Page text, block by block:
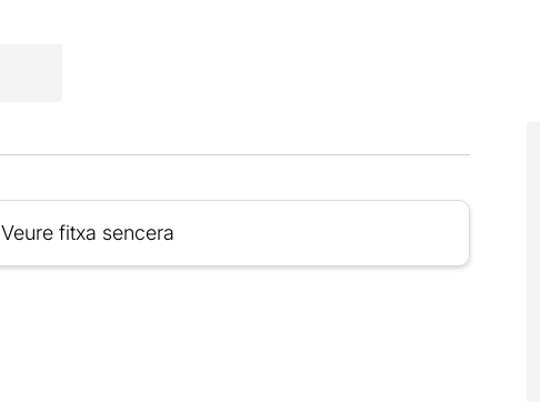
Veure fitxa sencera